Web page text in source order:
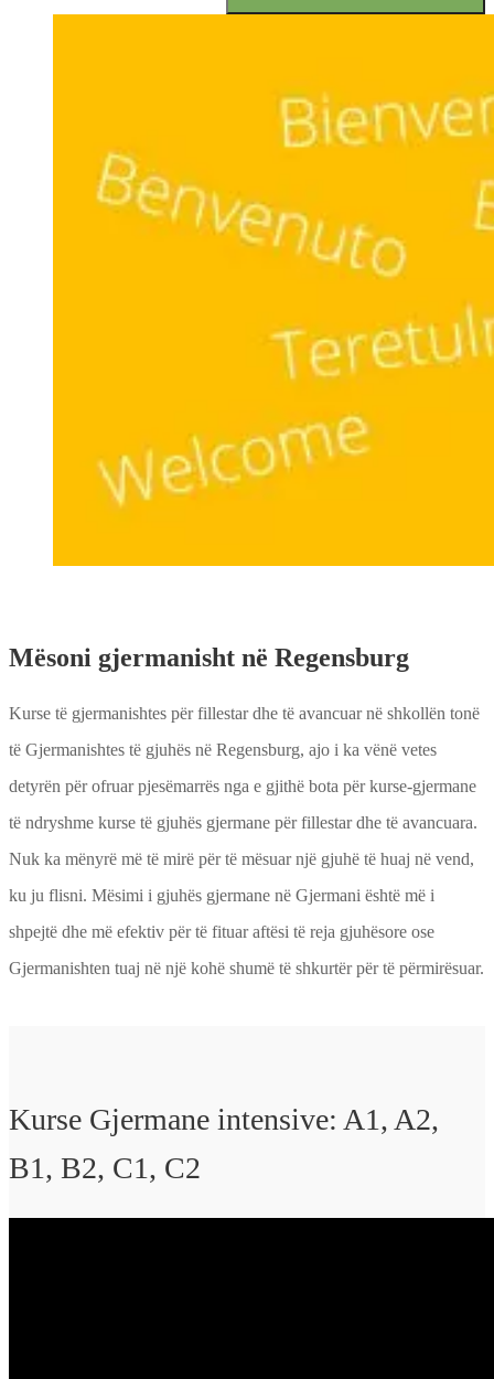
Mësoni gjermanisht në Regensburg
Kurse të gjermanishtes për fillestar dhe të avancuar në shkollën tonë
të Gjermanishtes të gjuhës në Regensburg, ajo i ka vënë vetes
detyrën për ofruar pjesëmarrës nga e gjithë bota për kurse-gjermane
të ndryshme kurse të gjuhës gjermane për fillestar dhe të avancuara.
Nuk ka mënyrë më të mirë për të mësuar një gjuhë të huaj në vend,
ku ju flisni. Mësimi i gjuhës gjermane në Gjermani është më i
shpejtë dhe më efektiv për të fituar aftësi të reja gjuhësore ose
Gjermanishten tuaj në një kohë shumë të shkurtër për të përmirësuar.
Kurse Gjermane intensive: A1, A2,
B1, B2, C1, C2